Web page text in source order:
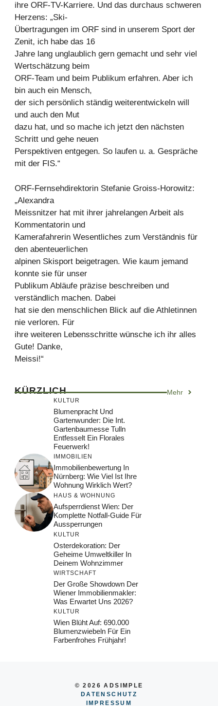
ihre ORF-TV-Karriere. Und das durchaus schweren
Herzens: „Ski-
Übertragungen im ORF sind in unserem Sport der
Zenit, ich habe das 16
Jahre lang unglaublich gern gemacht und sehr viel
Wertschätzung beim
ORF-Team und beim Publikum erfahren. Aber ich
bin auch ein Mensch,
der sich persönlich ständig weiterentwickeln will
und auch den Mut
dazu hat, und so mache ich jetzt den nächsten
Schritt und gehe neuen
Perspektiven entgegen. So laufen u. a. Gespräche
mit der FIS.“
ORF-Fernsehdirektorin Stefanie Groiss-Horowitz:
„Alexandra
Meissnitzer hat mit ihrer jahrelangen Arbeit als
Kommentatorin und
Kamerafahrerin Wesentliches zum Verständnis für
den abenteuerlichen
alpinen Skisport beigetragen. Wie kaum jemand
konnte sie für unser
Publikum Abläufe präzise beschreiben und
verständlich machen. Dabei
hat sie den menschlichen Blick auf die Athletinnen
nie verloren. Für
ihre weiteren Lebensschritte wünsche ich ihr alles
Gute! Danke,
Meissi!“
KÜRZLICH Mehr
KULTUR
Blumenpracht Und
Gartenwunder: Die Int.
Gartenbaumesse Tulln
Entfesselt Ein Florales
Feuerwerk!
IMMOBILIEN
Immobilienbewertung In
Nürnberg: Wie Viel Ist Ihre
Wohnung Wirklich Wert?
HAUS & WOHNUNG
Aufsperrdienst Wien: Der
Komplette Notfall-Guide Für
Aussperrungen
KULTUR
Osterdekoration: Der
Geheime Umweltkiller In
Deinem Wohnzimmer
WIRTSCHAFT
Der Große Showdown Der
Wiener Immobilienmakler:
Was Erwartet Uns 2026?
KULTUR
Wien Blüht Auf: 690.000
Blumenzwiebeln Für Ein
Farbenfrohes Frühjahr!
© 2026 ADSIMPLE
DATENSCHUTZ
IMPRESSUM